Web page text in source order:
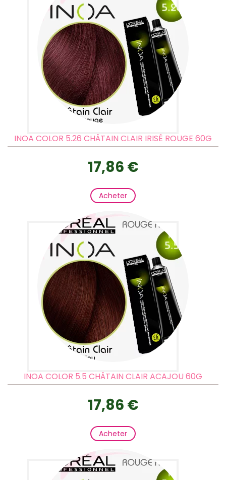
INOA COLOR 5.26 CHÂTAIN CLAIR IRISÉ ROUGE 60G
17,86 €
Acheter
INOA COLOR 5.5 CHÂTAIN CLAIR ACAJOU 60G
17,86 €
Acheter